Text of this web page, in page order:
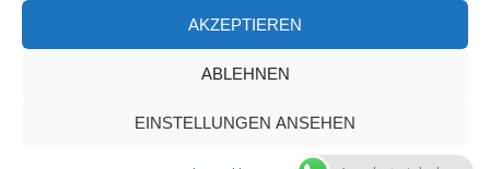
AKZEPTIEREN
ABLEHNEN
EINSTELLUNGEN ANSEHEN